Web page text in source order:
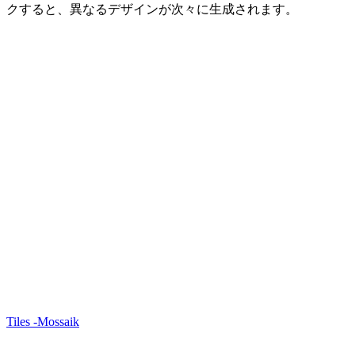
クすると、異なるデザインが次々に生成されます。
Tiles -Mossaik